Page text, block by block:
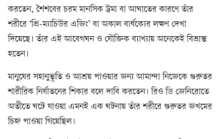
করতেন, শৈশবের চরম মানসিক ট্রমা বা আঘাতের কারণে তাঁর
শরীরে ‘প্রি-ম্যাচিউর এজিং’ বা অকাল বার্ধক্যের লক্ষণ দেখা
দিয়েছে। তাঁর এই আবেগঘন ও যৌক্তিক ব্যাখ্যায় অনেকেই বিভ্রান্ত
হতেন।
মানুষের সহানুভূতি ও আশ্রয় পাওয়ার জন্য আমান্দা নিজেকে গুরুতর
শারীরিক নির্যাতনের শিকার বলে দাবি করতেন। রিও ডি জেনিরোতে
অতীতে ঘটে যাওয়া এমনই এক ঘটনায় তাঁর শরীরে গুরুতর জখমের
চিহ্ন পাওয়া গিয়েছিল।